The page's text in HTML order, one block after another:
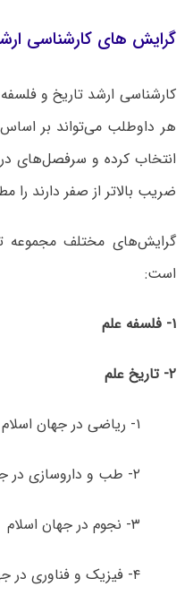
گرایش های کارشناسی
کارشناسی ارشد تاریخ و
هر داوطلب می‌تواند بر
انتخاب کرده و سرفصل‌های
ضریب بالاتر از صفر دارند را
گرایش‌های مختلف مجموعه
است:
۱- فلسفه علم
۲- تاریخ علم
۱- ریاضی در جهان اسلام
۲- طب و داروسازی در جهان اسلام
۳- نجوم در جهان اسلام
۴- فیزیک و فناوری در جهان اسلام